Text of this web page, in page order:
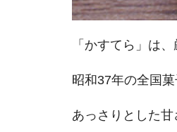
「かすてら」は
昭和37年の全国
あっさりとした